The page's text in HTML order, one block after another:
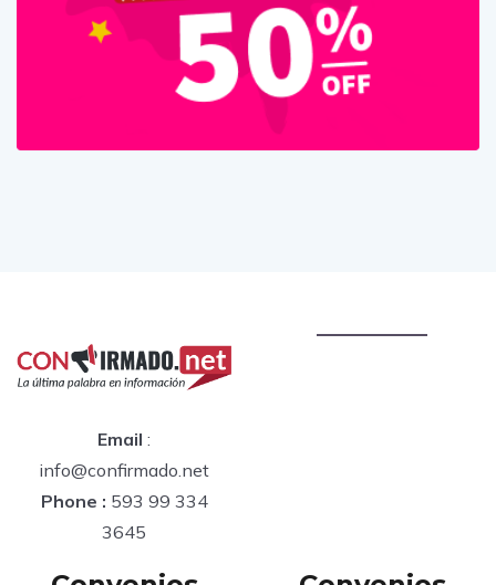
Email :
info@confirmado.net
Phone : 593 99 334
3645